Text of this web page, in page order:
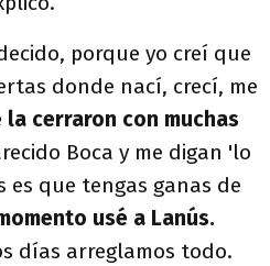
porque yo creí que
donde nací, crecí, me
la cerraron con muchas
Boca y me digan 'lo
es que tengas ganas de
usé a Lanús.
días arreglamos todo.